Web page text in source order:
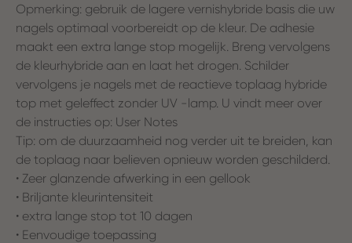
Opmerking: gebruik de lagere vernishybride basis die uw
nagels optimaal voorbereidt op de kleur. De adhesie
maakt een extra lange stop mogelijk. Breng vervolgens
de kleurhybride aan en laat het drogen. Schilder
vervolgens je nagels met de reactieve toplaag hybride
top met geleffect zonder UV -lamp. U vindt meer over
de instructies op: User Notes
Tip: om de duurzaamheid nog verder uit te breiden, kan
de toplaag naar believen opnieuw worden geschilderd.
• Zeer glanzende afwerking in een gellook
• Briljante kleurintensiteit
• extra lange stop tot 10 dagen
• Eenvoudige toepassing